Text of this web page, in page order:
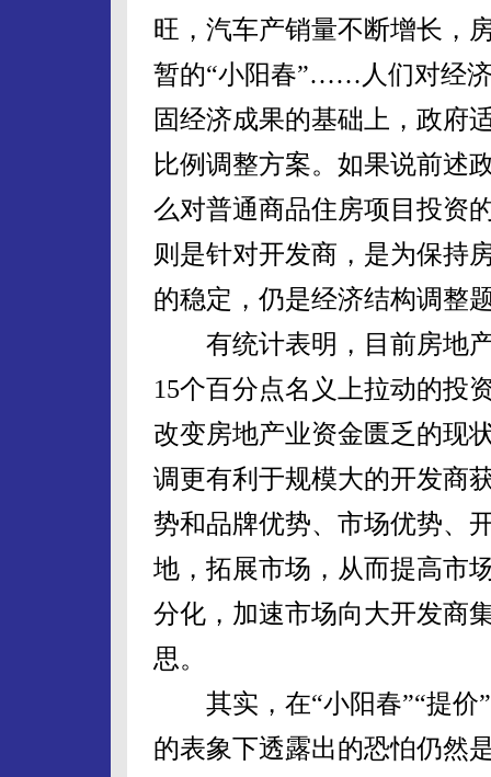
旺，汽车产销量不断增长，
暂的“小阳春”……人们对经
固经济成果的基础上，政府
比例调整方案。如果说前述
么对普通商品住房项目投资
则是针对开发商，是为保持
的稳定，仍是经济结构调整
有统计表明，目前房地产
15个百分点名义上拉动的投
改变房地产业资金匮乏的现
调更有利于规模大的开发商
势和品牌优势、市场优势、
地，拓展市场，从而提高市
分化，加速市场向大开发商
思。
其实，在“小阳春”“提价”
的表象下透露出的恐怕仍然